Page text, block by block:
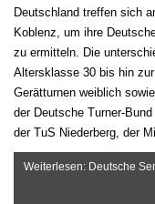
Deutschland treffen sich
Koblenz, um ihre
zu ermitteln. Die
Altersklasse 30 bis hin
Gerätturnen weiblich
der Deutsche Turner-
der TuS Niederberg, der
Weiterlesen: Deutsche